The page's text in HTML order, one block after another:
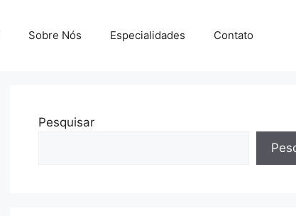
Sobre Nós Especialidades Contato
Pesquisar